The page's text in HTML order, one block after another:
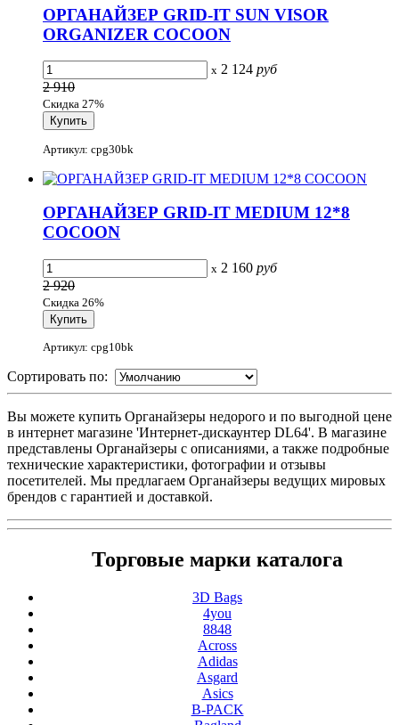
ОРГАНАЙЗЕР GRID-IT SUN VISOR
ORGANIZER COCOON
x 2 124 руб
2 910
Скидка 27%
Артикул: cpg30bk
ОРГАНАЙЗЕР GRID-IT MEDIUM 12*8
COCOON
x 2 160 руб
2 920
Скидка 26%
Артикул: cpg10bk
Сортировать по:
Вы можете купить Органайзеры недорого и по выгодной цене
в интернет магазине 'Интернет-дискаунтер DL64'. В магазине
представлены Органайзеры с описаниями, а также подробные
технические характеристики, фотографии и отзывы
посетителей. Мы предлагаем Органайзеры ведущих мировых
брендов с гарантией и доставкой.
Торговые марки каталога
3D Bags
4you
8848
Across
Adidas
Asgard
Asics
B-PACK